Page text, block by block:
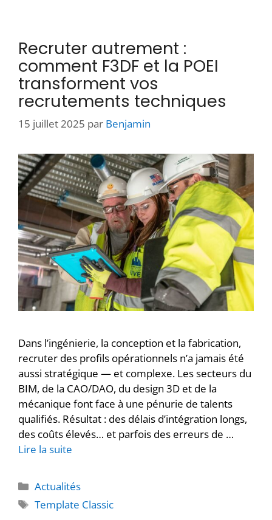
Recruter autrement :
comment F3DF et la POEI
transforment vos
recrutements techniques
15 juillet 2025 par Benjamin
Dans l’ingénierie, la conception et la fabrication,
recruter des profils opérationnels n’a jamais été
aussi stratégique — et complexe. Les secteurs du
BIM, de la CAO/DAO, du design 3D et de la
mécanique font face à une pénurie de talents
qualifiés. Résultat : des délais d’intégration longs,
des coûts élevés… et parfois des erreurs de …
Lire la suite
Actualités
Template Classic